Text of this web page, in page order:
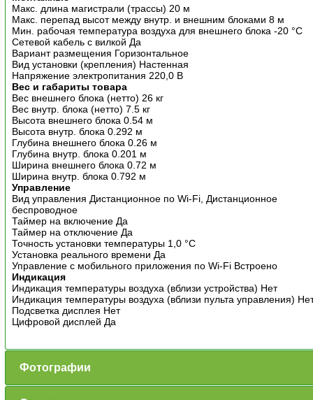
Макс. длина магистрали (трассы) 20 м
Макс. перепад высот между внутр. и внешним блоками 8 м
Мин. рабочая температура воздуха для внешнего блока -20 °С
Сетевой кабель с вилкой Да
Вариант размещения Горизонтальное
Вид установки (крепления) Настенная
Напряжение электропитания 220,0 В
Вес и габариты товара
Вес внешнего блока (нетто) 26 кг
Вес внутр. блока (нетто) 7.5 кг
Высота внешнего блока 0.54 м
Высота внутр. блока 0.292 м
Глубина внешнего блока 0.26 м
Глубина внутр. блока 0.201 м
Ширина внешнего блока 0.72 м
Ширина внутр. блока 0.792 м
Управление
Вид управления Дистанционное по Wi-Fi, Дистанционное
беспроводное
Таймер на включение Да
Таймер на отключение Да
Точность установки температуры 1,0 °С
Установка реального времени Да
Управление c мобильного приложения по Wi-Fi Встроено
Индикация
Индикация температуры воздуха (вблизи устройства) Нет
Индикация температуры воздуха (вблизи пульта управления)
Подсветка дисплея Нет
Цифровой дисплей Да
Фотографии